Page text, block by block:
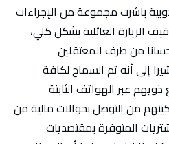
باشرت مجموعة من الإجراءات
الزيارة العائلية بشكل كلي،
من طرف المعتقلين
إلى أنه تم السماح لكافة
ذويهم عبر الهواتف الثابتة
من التوصل بحوالات مالية من
المتوفرة بمقتصديات